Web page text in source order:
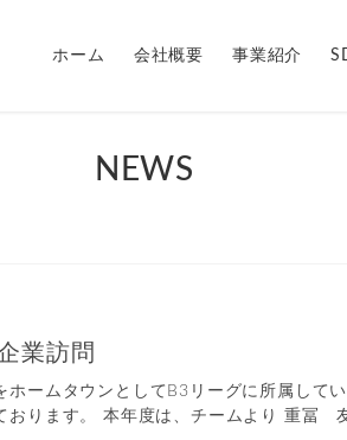
ホーム 会社概要 事業紹介
NEWS
業訪問
ホームタウンとしてB3リーグに所属して
おります。 本年度は、チームより 重冨